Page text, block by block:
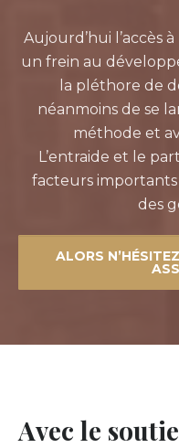
Aujourd’hui l’accès
un frein au
la pléthore de
néanmoins de se
méthode et
L’entraide et le
facteurs importants
des
ALORS
Avec le